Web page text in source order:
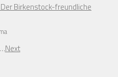
Birkenstock-freundliche
…Next